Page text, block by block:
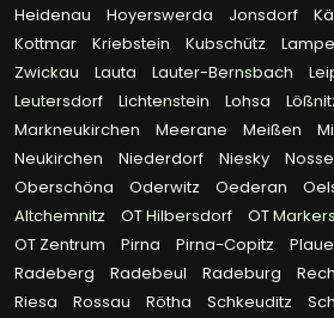
Heidenau
Hoyerswerda Jonsdorf
Kottmar
Kriebstein Kubschütz
Zwickau
Lauta Lauter-Bernsbach
Leutersdorf
Lichtenstein Lohsa
Markneukirchen
Meerane Meißen
Neukirchen
Niederdorf Niesky
Oberschöna
Oderwitz Oederan
Altchemnitz
OT Hilbersdorf OT
OT Zentrum
Pirna Pirna-Copitz
Radeberg
Radebeul Radeburg
Riesa
Rossau Rötha Schkeuditz